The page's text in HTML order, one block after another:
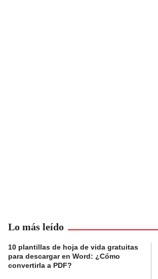
Lo más leído
10 plantillas de hoja de vida gratuitas
para descargar en Word: ¿Cómo
convertirla a PDF?